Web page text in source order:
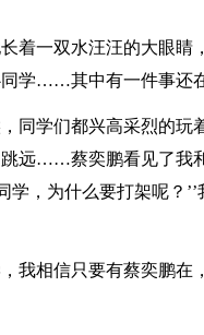
着一双水汪汪的大眼睛
学……其中有一件事还
同学们都兴高采烈的玩
远……蔡奕鹏看见了我
学，为什么要打架呢？
我相信只要有蔡奕鹏在